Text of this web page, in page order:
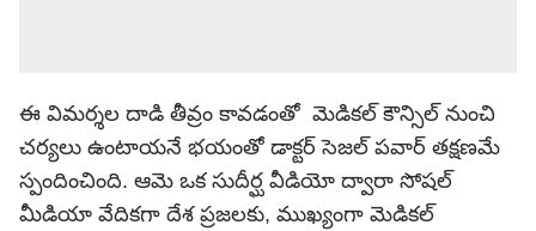
ఈ విమర్శల దాడి తీవ్రం కావడంతో మెడికల్ కౌన్సిల్ నుంచి
చర్యలు ఉంటాయనే భయంతో డాక్టర్ సెజల్ పవార్ తక్షణమే
స్పందించింది. ఆమె ఒక సుదీర్ఘ వీడియో ద్వారా సోషల్
మీడియా వేదికగా దేశ ప్రజలకు, ముఖ్యంగా మెడికల్